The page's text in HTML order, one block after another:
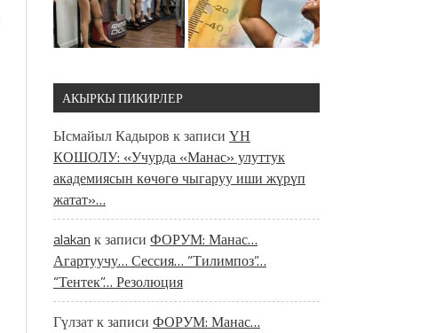
АКЫРКЫ ПИКИРЛЕР
Ысмайыл Кадыров к записи ҮН
КОШОЛУ: «Учурда «Манас» улуттук
академиясын көчөгө чыгаруу иши жүрүп
жатат»…
alakan к записи ФОРУМ: Манас…
Агартуучу… Сессия… “Тилимпоз”…
“Тентек”… Резолюция
Гүлзатк записи ФОРУМ: Манас…